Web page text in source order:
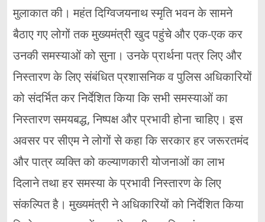
मुलाकात की। महंत दिग्विजयनाथ स्मृति भवन के सामने
बैठाए गए लोगों तक मुख्यमंत्री खुद पहुंचे और एक-एक कर
उनकी समस्याओं को सुना। उनके प्रार्थना पत्र लिए और
निस्तारण के लिए संबंधित प्रशासनिक व पुलिस अधिकारियों
को संदर्भित कर निर्देशित किया कि सभी समस्याओं का
निस्तारण समयबद्ध, निष्पक्ष और प्रभावी होना चाहिए। इस
अवसर पर सीएम ने लोगों से कहा कि सरकार हर जरूरतमंद
और पात्र व्यक्ति को कल्याणकारी योजनाओं का लाभ
दिलाने तथा हर समस्या के प्रभावी निस्तारण के लिए
संकल्पित है। मुख्यमंत्री ने अधिकारियों को निर्देशित किया